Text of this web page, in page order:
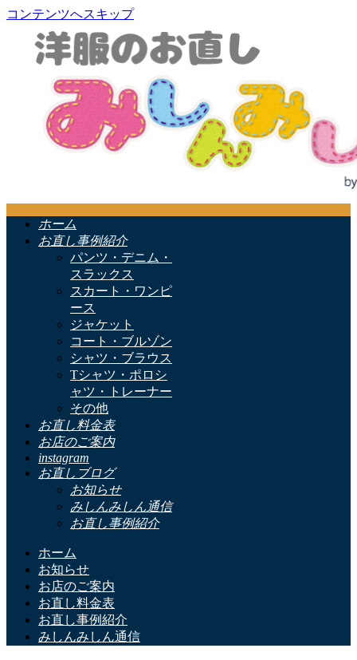
コンテンツへスキップ
ホーム
お直し事例紹介
パンツ・デニム・
スラックス
スカート・ワンピ
ース
ジャケット
コート・ブルゾン
シャツ・ブラウス
Tシャツ・ポロシ
ャツ・トレーナー
その他
お直し料金表
お店のご案内
instagram
お直しブログ
お知らせ
みしんみしん通信
お直し事例紹介
ホーム
お知らせ
お店のご案内
お直し料金表
お直し事例紹介
みしんみしん通信